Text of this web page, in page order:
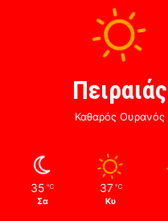
Πειραιάς
Καθαρός Ουρανός
35 ℃
Σα
37 ℃
Κυ